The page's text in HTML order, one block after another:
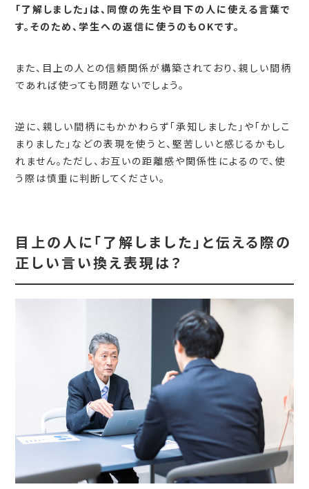
「了解しました」は、同僚の先生や目下の人に使える言葉で
す。そのため、学生への返信に使うのもOKです。
また、目上の人との信頼関係が構築されており、親しい間柄
であれば使っても問題ないでしょう。
逆に、親しい間柄にもかかわらず「承知しました」や「かしこ
まりました」などの表現を使うと、堅苦しいと感じるかもし
れません。ただし、お互いの距離感や関係性によるので、使
う際は慎重に判断してください。
目上の人に「了解しました」と伝える際の
正しい言い換え表現は？